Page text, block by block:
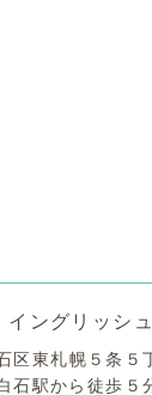
イングリッシ
東札幌５条５
石駅から徒歩５